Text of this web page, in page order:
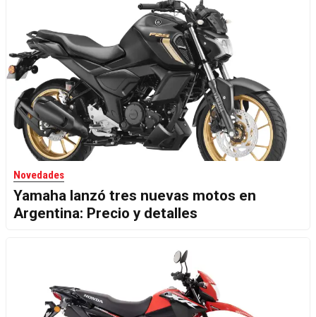
Novedades
Yamaha lanzó tres nuevas motos en
Argentina: Precio y detalles